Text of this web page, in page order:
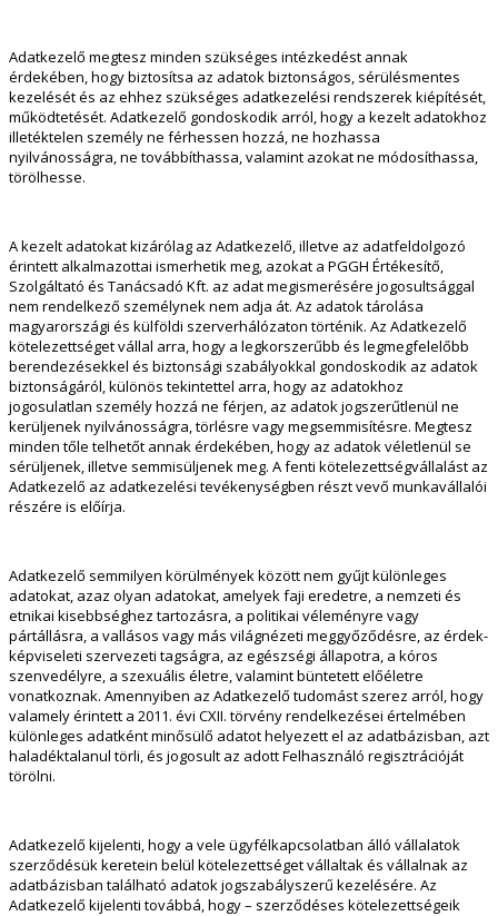
Adatkezelő megtesz minden szükséges intézkedést annak
érdekében, hogy biztosítsa az adatok biztonságos, sérülésmentes
kezelését és az ehhez szükséges adatkezelési rendszerek kiépítését,
működtetését. Adatkezelő gondoskodik arról, hogy a kezelt adatokhoz
illetéktelen személy ne férhessen hozzá, ne hozhassa
nyilvánosságra, ne továbbíthassa, valamint azokat ne módosíthassa,
törölhesse.
A kezelt adatokat kizárólag az Adatkezelő, illetve az adatfeldolgozó
érintett alkalmazottai ismerhetik meg, azokat a PGGH Értékesítő,
Szolgáltató és Tanácsadó Kft. az adat megismerésére jogosultsággal
nem rendelkező személynek nem adja át. Az adatok tárolása
magyarországi és külföldi szerverhálózaton történik. Az Adatkezelő
kötelezettséget vállal arra, hogy a legkorszerűbb és legmegfelelőbb
berendezésekkel és biztonsági szabályokkal gondoskodik az adatok
biztonságáról, különös tekintettel arra, hogy az adatokhoz
jogosulatlan személy hozzá ne férjen, az adatok jogszerűtlenül ne
kerüljenek nyilvánosságra, törlésre vagy megsemmisítésre. Megtesz
minden tőle telhetőt annak érdekében, hogy az adatok véletlenül se
sérüljenek, illetve semmisüljenek meg. A fenti kötelezettségvállalást az
Adatkezelő az adatkezelési tevékenységben részt vevő munkavállalói
részére is előírja.
Adatkezelő semmilyen körülmények között nem gyűjt különleges
adatokat, azaz olyan adatokat, amelyek faji eredetre, a nemzeti és
etnikai kisebbséghez tartozásra, a politikai véleményre vagy
pártállásra, a vallásos vagy más világnézeti meggyőződésre, az érdek-
képviseleti szervezeti tagságra, az egészségi állapotra, a kóros
szenvedélyre, a szexuális életre, valamint büntetett előéletre
vonatkoznak. Amennyiben az Adatkezelő tudomást szerez arról, hogy
valamely érintett a 2011. évi CXII. törvény rendelkezései értelmében
különleges adatként minősülő adatot helyezett el az adatbázisban, azt
haladéktalanul törli, és jogosult az adott Felhasználó regisztrációját
törölni.
Adatkezelő kijelenti, hogy a vele ügyfélkapcsolatban álló vállalatok
szerződésük keretein belül kötelezettséget vállaltak és vállalnak az
adatbázisban található adatok jogszabályszerű kezelésére. Az
Adatkezelő kijelenti továbbá, hogy – szerződéses kötelezettségeik